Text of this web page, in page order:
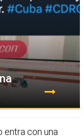
entra con una